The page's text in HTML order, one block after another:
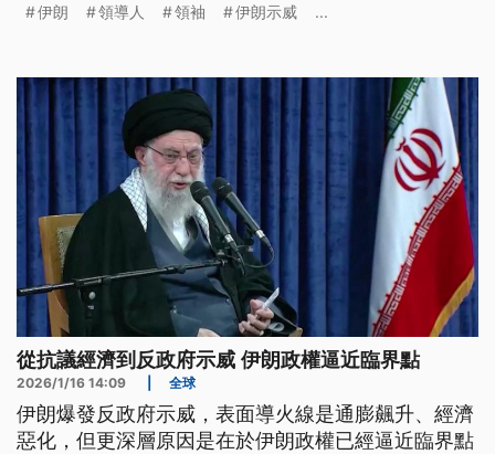
任何攻擊最高領導人的行動，都將被視為對伊朗宣
伊朗 領導人 領袖 伊朗示威 ...
從抗議經濟到反政府示威 伊朗政權逼近臨界點
2026/1/16 14:09 全球
伊朗爆發反政府示威，表面導火線是通膨飆升、經濟
惡化，但更深層原因是在於伊朗政權已經逼近臨界點